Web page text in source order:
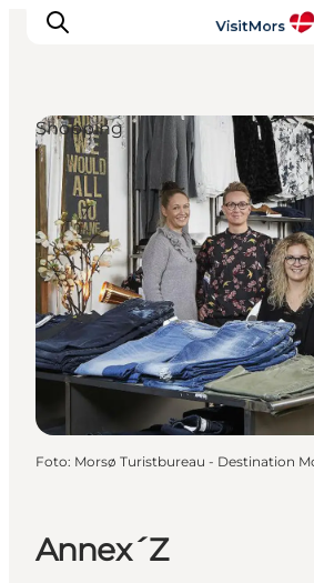
Aktivitäten
Erlebnisse
Infos über Mors
Unterkunft
Pauschalreisen / Urlaub
Planen Sie Ihre Reise
Annex´Z
Shopping
Foto: Morsø Turistbureau - Destination